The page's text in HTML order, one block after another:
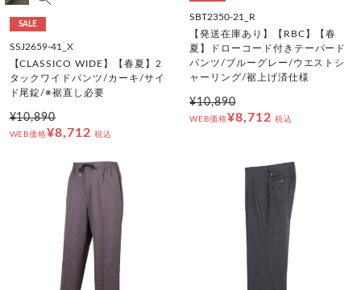
SALE
SSJ2659-41_X
【CLASSICO WIDE】【春夏】2
タックワイドパンツ/カーキ/サイ
ド尾錠/※裾直し必要
¥10,890
WEB価格¥8,712 税込
SBT2350-21_R
【発送在庫あり】【RBC】【春
夏】ドローコード付きテーパード
パンツ/ブルーグレー/ウエストシ
ャーリング/裾上げ済仕様
¥10,890
WEB価格¥8,712 税込